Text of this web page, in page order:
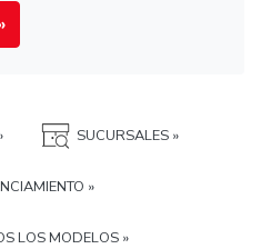
SUCURSALES »
»
LOS MODELOS »